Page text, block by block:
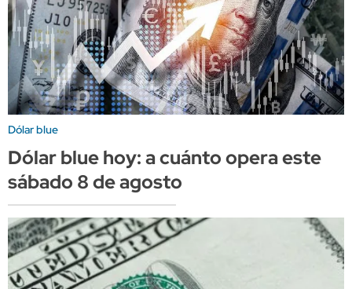
Dólar blue
Dólar blue hoy: a cuánto opera este
sábado 8 de agosto